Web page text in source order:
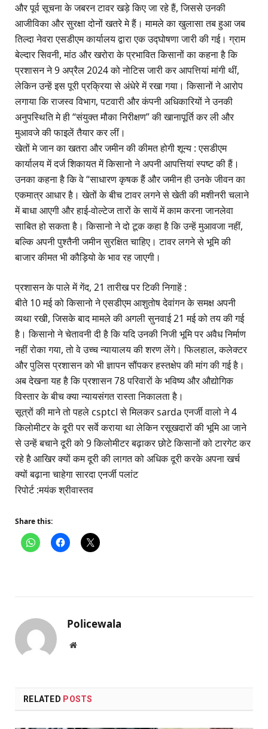
और पूर्व सूचना के जबरन टावर खड़े किए जा रहे हैं, जिससे उनकी
आजीविका और सुरक्षा दोनों खतरे मे हैं। मामले का खुलासा तब हुआ जब
तिल्दा नेवरा एसडीएम कार्यालय द्वारा एक उद्घोषणा जारी की गई। ग्राम
बेल्दार सिवनी, मांठ और खरोरा के प्रभावित किसानों का कहना है कि
प्रशासन ने 9 अप्रैल 2024 को नोटिस जारी कर आपत्तियां मांगी थीं,
लेकिन उन्हें इस पूरी प्रक्रिया से अंधेरे में रखा गया। किसानों ने आरोप
लगाया कि राजस्व विभाग, पटवारी और कंपनी अधिकारियों ने उनकी
अनुपस्थिति मे ही “संयुक्त मौका निरीक्षण” की खानापूर्ति कर ली और
मुआवजे की फाइलें तैयार कर लीं।
खेतों मे जान का खतरा और जमीन की कीमत होगी शून्य : एसडीएम
कार्यालय में दर्ज शिकायत में किसानो ने अपनी आपत्तियां स्पष्ट की हैं।
उनका कहना है कि वे “साधारण कृषक हैं और जमीन ही उनके जीवन का
एकमात्र आधार है। खेतों के बीच टावर लगने से खेती की मशीनरी चलाने
में बाधा आएगी और हाई-वोल्टेज तारों के सायें में काम करना जानलेवा
साबित हो सकता है। किसानो ने दो टूक कहा है कि उन्हें मुआवजा नहीं,
बल्कि अपनी पुश्तैनी जमीन सुरक्षित चाहिए। टावर लगने से भूमि की
बाजार कीमत भी कौड़ियो के भाव रह जाएगी।
प्रशासन के पाले में गेंद, 21 तारीख पर टिकी निगाहें :
बीते 10 मई को किसानो ने एसडीएम आशुतोष देवांगन के समक्ष अपनी
व्यथा रखी, जिसके बाद मामले की अगली सुनवाई 21 मई को तय की गई
है। किसानो ने चेतावनी दी है कि यदि उनकी निजी भूमि पर अवैध निर्माण
नहीं रोका गया, तो वे उच्च न्यायालय की शरण लेंगे। फिलहाल, कलेक्टर
और पुलिस प्रशासन को भी ज्ञापन सौंपकर हस्तक्षेप की मांग की गई है।
अब देखना यह है कि प्रशासन 78 परिवारों के भविष्य और औद्योगिक
विस्तार के बीच क्या न्यायसंगत रास्ता निकालता है।
सूत्रों की माने तो पहले csptcl से मिलकर sarda एनर्जी वालो ने 4
किलोमीटर के दूरी पर सर्वे कराया था लेकिन रसूखदारों की भूमि आ जाने
से उन्हें बचाने दूरी को 9 किलोमीटर बढ़ाकर छोटे किसानों को टारगेट कर
रहे है आखिर क्यों कम दूरी की लागत को अधिक दूरी करके अपना खर्च
क्यों बढ़ाना चाहेगा सारदा एनर्जी पलांट
रिपोर्ट :मयंक श्रीवास्तव
Share this:
Policewala
Website
RELATED POSTS